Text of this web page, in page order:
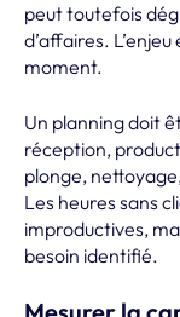
peut toutefois
d’affaires.
moment.
Un planning doit
réception,
plonge,
Les heures sans
improductives,
besoin identifié.